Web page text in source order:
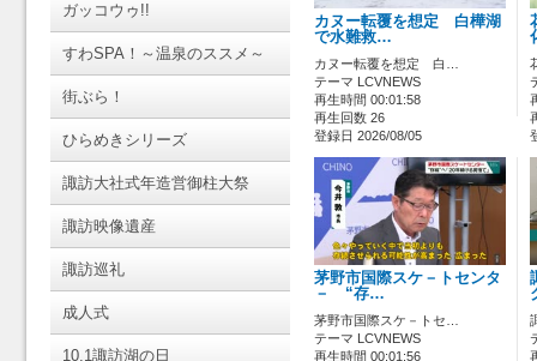
ガッコウゥ!!
すわSPA！～温泉のススメ～
街ぶら！
ひらめきシリーズ
諏訪大社式年造営御柱大祭
諏訪映像遺産
諏訪巡礼
成人式
10.1諏訪湖の日
カヌー転覆を想定 白樺湖
で水難救…
カヌー転覆を想定 白…
テーマ LCVNEWS
再生時間 00:01:58
再生回数 26
登録日 2026/08/05
茅野市国際スケ－トセンタ
－ “存…
茅野市国際スケ－トセ…
テーマ LCVNEWS
再生時間 00:01:56